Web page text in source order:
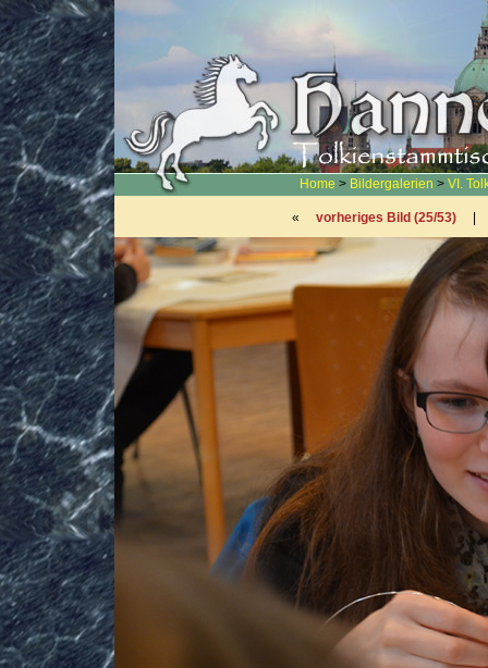
Home > Bildergalerien > VI.
« vorheriges Bild (25/53)